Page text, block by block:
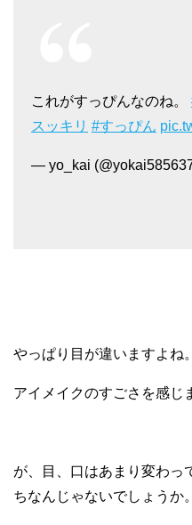
これがすっぴんなのね。
スッキリ #すっぴん
— yo_kai
やっぱり目が違いますよね。
アイメイクのすごさを感じ
が、目、口はあまり変わっ
ちなんじゃないでしょうか。